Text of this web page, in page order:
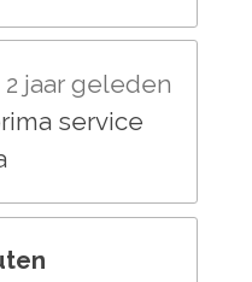
2 jaar geleden
service